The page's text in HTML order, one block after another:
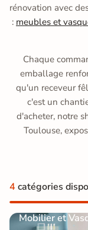
rénovation avec
: meubles et
Chaque
emballage
qu'un receveur
c'est un
d'acheter, notre
Toulouse,
4 catégories
Mobilier et